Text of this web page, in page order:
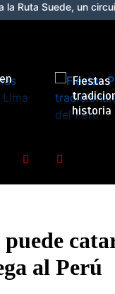
un circuito de arte,
Fiestas
historia
al Perú